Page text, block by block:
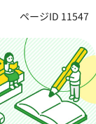
ページID 11547